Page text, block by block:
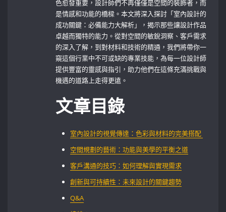
色愈發重要，設計師們不再僅僅是空間的裝飾者，而
是情感和功能的橋樑。本文將深入探討「室內設計的
成功關鍵：必備能力大解析」，揭示那些讓設計作品
卓越而獨特的能力。從對空間的敏銳洞察、客戶需求
的深入了解，到對材料和技術的精通，我們將帶你一
窺這個行業中不可或缺的專業技能，為每一位設計師
提供豐富的靈感與指引，助力他們在這條充滿挑戰與
機遇的道路上走得更遠。
文章目錄
室內設計的視覺傳達：色彩與材料的完美搭配 ‌
空間規劃的藝術：功能與美學的平衡之道
客戶溝通的技巧：如何理解與實現需求
創新與可持續性：未來設計的關鍵趨勢
Q&A